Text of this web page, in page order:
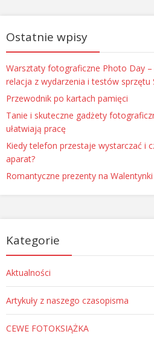
Ostatnie wpisy
Warsztaty fotograficzne Photo Day
relacja z wydarzenia i testów sprzętu
Przewodnik po kartach pamięci
Tanie i skuteczne gadżety
ułatwiają pracę
Kiedy telefon przestaje wystarczać i
aparat?
Romantyczne prezenty na
Kategorie
Aktualności
Artykuły z naszego czasopisma
CEWE FOTOKSIĄŻKA